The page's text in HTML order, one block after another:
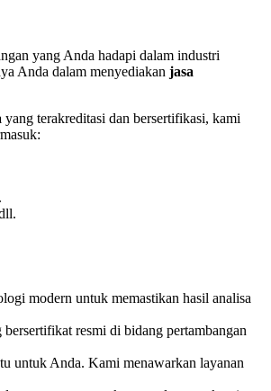
yang Anda hadapi dalam industri
Anda dalam menyediakan jasa
yang terakreditasi dan bersertifikasi, kami
modern untuk memastikan hasil analisa
resmi di bidang pertambangan
untuk Anda. Kami menawarkan layanan